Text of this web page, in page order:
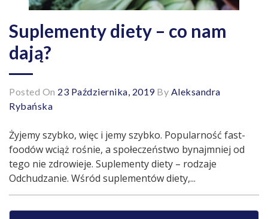
Suplementy diety – co nam
dają?
Posted On 23 Października, 2019By Aleksandra
Rybańska
Żyjemy szybko, więc i jemy szybko. Popularność fast-
foodów wciąż rośnie, a społeczeństwo bynajmniej od
tego nie zdrowieje. Suplementy diety – rodzaje
Odchudzanie. Wśród suplementów diety,...